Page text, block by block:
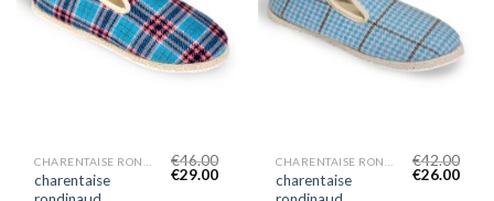
charentaise
€46.00
€29.00
charentaise
€42.00
€26.00